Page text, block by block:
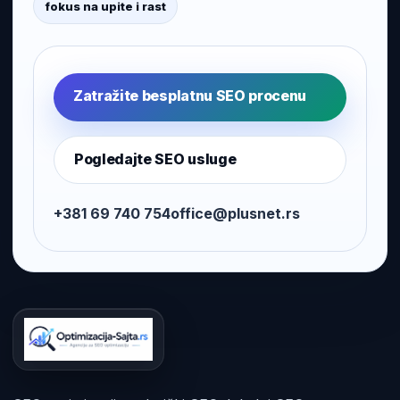
fokus na upite i rast
Zatražite besplatnu SEO procenu
Pogledajte SEO usluge
+381 69 740 754office@plusnet.rs